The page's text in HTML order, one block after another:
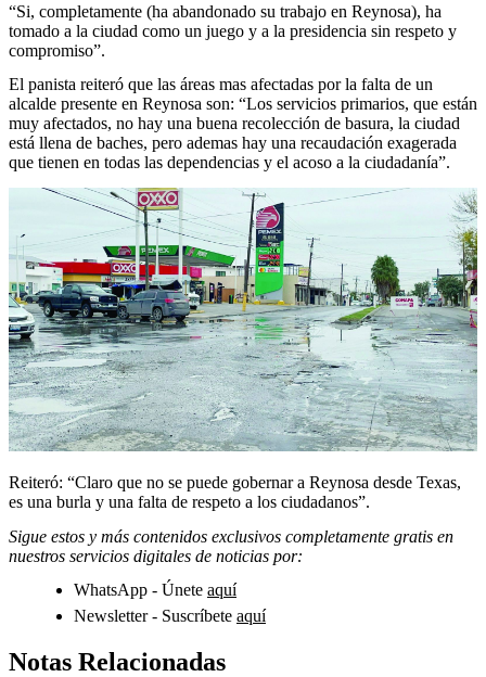
“Si, completamente (ha abandonado su trabajo en Reynosa), ha
tomado a la ciudad como un juego y a la presidencia sin respeto y
compromiso”.
El panista reiteró que las áreas mas afectadas por la falta de un
alcalde presente en Reynosa son: “Los servicios primarios, que están
muy afectados, no hay una buena recolección de basura, la ciudad
está llena de baches, pero ademas hay una recaudación exagerada
que tienen en todas las dependencias y el acoso a la ciudadanía”.
Reiteró: “Claro que no se puede gobernar a Reynosa desde Texas,
es una burla y una falta de respeto a los ciudadanos”.
Sigue estos y más contenidos exclusivos completamente gratis en
nuestros servicios digitales de noticias por:
WhatsApp - Únete aquí
Newsletter - Suscríbete aquí
Notas Relacionadas